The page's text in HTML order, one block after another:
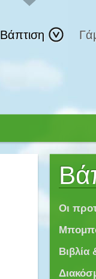
Βάπτιση
Οι
Βιβλία